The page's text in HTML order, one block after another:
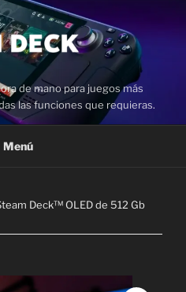
de mano para juegos más
las funciones que requieras.
Menú
Deck™ OLED de 512 Gb